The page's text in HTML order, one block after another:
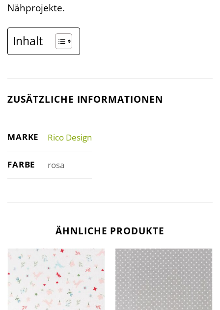
Nähprojekte.
Inhalt
ZUSÄTZLICHE INFORMATIONEN
MARKE Rico Design
FARBE rosa
ÄHNLICHE PRODUKTE